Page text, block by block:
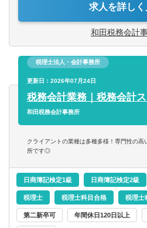
※使用ソフト：JDL・勘定奉行
ご入所後は、経験やスキルに
きます。一人前になれば、お
いたします。
応、相続・承継の対策や申告
す！
求人を詳しく
和田税務会計
税理士法人・会計事務所
更新日：2026年07月24日
税務会計業務｜税務会計ス
和田税務会計事務所
クライアントの業種は多種多様！専門性の
所です◎
日商簿記検定1級 日商簿記検定2級
税理士 税理士科目合格 税理士
第二新卒可 年間休日120日以上